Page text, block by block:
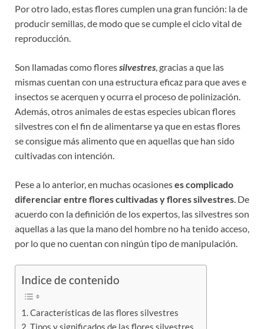
Por otro lado, estas flores cumplen una gran función: la de
producir semillas, de modo que se cumple el ciclo vital de
reproducción.
Son llamadas como floressilvestres , gracias a que las
mismas cuentan con una estructura eficaz para que aves e
insectos se acerquen y ocurra el proceso de polinización.
Además, otros animales de estas especies ubican flores
silvestres con el fin de alimentarse ya que en estas flores
se consigue más alimento que en aquellas que han sido
cultivadas con intención.
Pese a lo anterior, en muchas ocasioneses complicado
diferenciar entre flores cultivadas y flores silvestres . De
acuerdo con la definición de los expertos, las silvestres son
aquellas a las que la mano del hombre no ha tenido acceso,
por lo que no cuentan con ningún tipo de manipulación.
Indice de contenido
Características de las flores silvestres
Tipos y significados de las flores silvestres